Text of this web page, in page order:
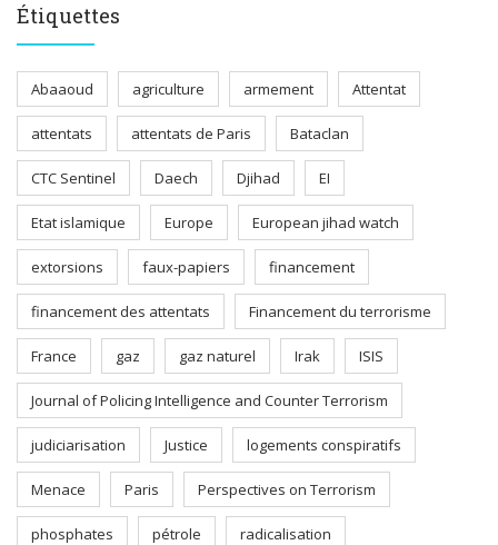
Étiquettes
Abaaoud agriculture armement Attentat
attentats attentats de Paris Bataclan
CTC Sentinel Daech Djihad EI
Etat islamique Europe European jihad watch
extorsions faux-papiers financement
financement des attentats Financement du terrorisme
France gaz gaz naturel Irak ISIS
Journal of Policing Intelligence and Counter Terrorism
judiciarisation Justice logements conspiratifs
Menace Paris Perspectives on Terrorism
phosphates pétrole radicalisation